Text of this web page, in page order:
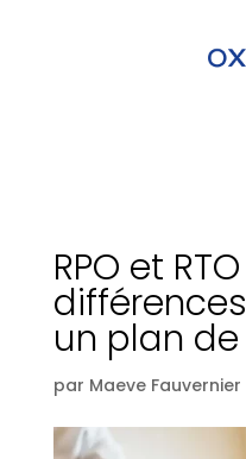
RPO et
un plan
par Maeve Fauvernier